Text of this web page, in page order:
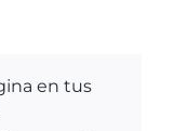
en tus